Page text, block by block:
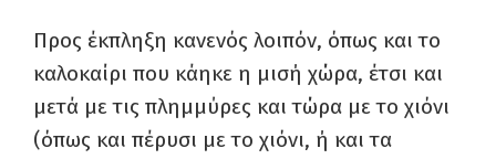
Προς έκπληξη κανενός λοιπόν, όπως και το
καλοκαίρι που κάηκε η μισή χώρα, έτσι και
μετά με τις πλημμύρες και τώρα με το χιόνι
(όπως και πέρυσι με το χιόνι, ή και τα